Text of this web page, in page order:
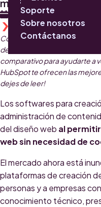
Soporte
Sobre nosotros
Contáctanos
mejores CMS gratis
15 DE JUNIO 2022
TRIARIO
Con el anunció hoy del
de HubSpot, tenemos
comparativo para ayudarte a
HubSpot te ofrecen las
dejes de leer!
Los softwares para
administración de
del diseño web al
web sin necesidad de
El mercado ahora está
plataformas de creación
personas y a empresas
conocimiento técnico,